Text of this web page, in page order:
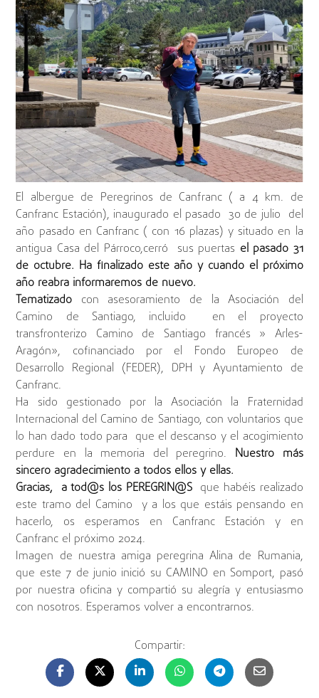
El albergue de Peregrinos de Canfranc ( a 4 km. de
Canfranc Estación), inaugurado el pasado 30 de julio del
año pasado en Canfranc ( con 16 plazas) y situado en la
antigua Casa del Párroco,cerró sus puertas el pasado 31
de octubre. Ha finalizado este año y cuando el próximo
año reabra informaremos de nuevo.
Tematizado con asesoramiento de la Asociación del
Camino de Santiago, incluido en el proyecto
transfronterizo Camino de Santiago francés » Arles-
Aragón», cofinanciado por el Fondo Europeo de
Desarrollo Regional (FEDER), DPH y Ayuntamiento de
Canfranc.
Ha sido gestionado por la Asociación la Fraternidad
Internacional del Camino de Santiago, con voluntarios que
lo han dado todo para que el descanso y el acogimiento
perdure en la memoria del peregrino. Nuestro más
sincero agradecimiento a todos ellos y ellas.
Gracias, a tod@s los PEREGRIN@Sque habéis realizado
este tramo del Camino y a los que estáis pensando en
hacerlo, os esperamos en Canfranc Estación y en
Canfranc el próximo 2024.
Imagen de nuestra amiga peregrina Alina de Rumania,
que este 7 de junio inició su CAMINO en Somport, pasó
por nuestra oficina y compartió su alegría y entusiasmo
con nosotros. Esperamos volver a encontrarnos.
Compartir: